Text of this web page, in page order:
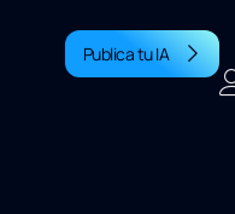
Publica tu IA